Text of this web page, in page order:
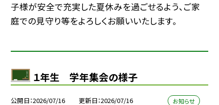
子様が安全で充実した夏休みを過ごせるよう、ご家
庭での見守り等をよろしくお願いいたします。
１年生 学年集会の様子
公開日 2026/07/16 更新日 2026/07/16 お知らせ